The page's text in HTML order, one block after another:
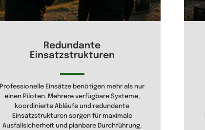
Redundante
Einsatzstrukturen
Professionelle Einsätze benötigen mehr als nur
einen Piloten. Mehrere verfügbare Systeme,
koordinierte Abläufe und redundante
Einsatzstrukturen sorgen für maximale
Ausfallsicherheit und planbare Durchführung.